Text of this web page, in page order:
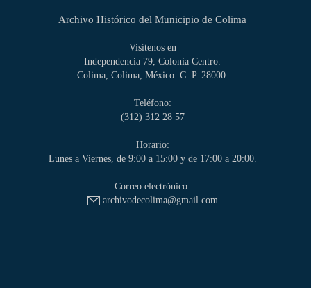
Archivo Histórico del Municipio de Colima
Visítenos en
Independencia 79, Colonia Centro.
Colima, Colima, México. C. P. 28000.
Teléfono:
(312) 312 28 57
Horario:
Lunes a Viernes, de 9:00 a 15:00 y de 17:00 a 20:00.
Correo electrónico:
archivodecolima@gmail.com